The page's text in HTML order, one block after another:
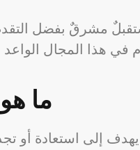
مشرقٌ بفضل
ما
إلى استعادة أو